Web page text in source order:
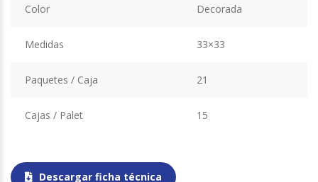
Color Decorada
Medidas 33×33
Paquetes / Caja 21
Cajas / Palet 15
Descargar ficha técnica